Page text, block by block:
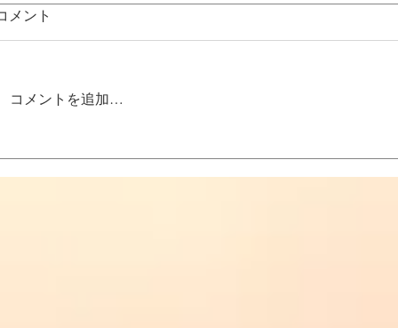
ヴァルキリーアーチー移転の
お知らせ
2025カー
工の本質を
メント
コメントを追加…